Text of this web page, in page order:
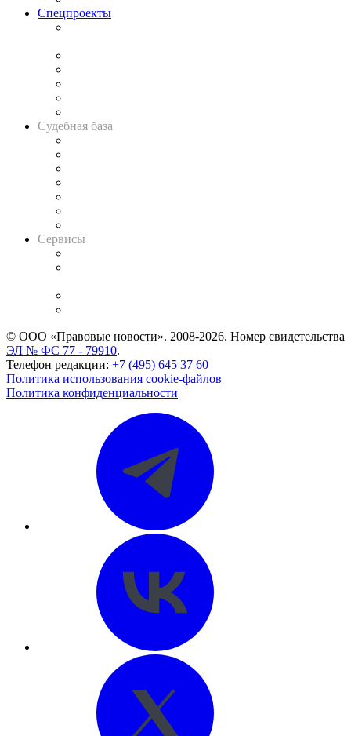
Спецпроекты
Судебная база
Сервисы
© ООО «Правовые новости». 2008-2026. Номер свидетельства
ЭЛ № ФС 77 - 79910.
Телефон редакции: +7 (495) 645 37 60
Политика использования cookie-файлов
Политика конфиденциальности